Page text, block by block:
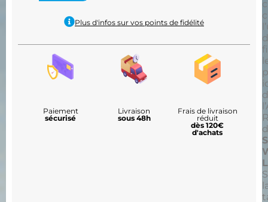
Plus d'infos sur vos points de fidélité
Paiement
sécurisé
Livraison
sous 48h
Frais de livraison
réduit
dès 120€
d'achats